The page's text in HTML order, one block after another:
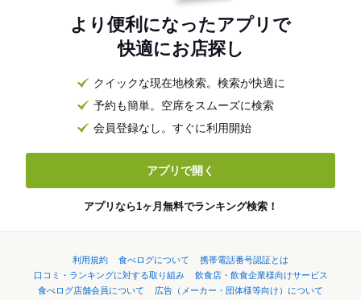
より便利になったアプリで
快適にお店探し
クイックな現在地検索。検索が快適に
予約も簡単。空席をスムーズに検索
会員登録なし。すぐに利用開始
アプリで開く
アプリなら1ヶ月無料でランキング検索！
利用規約 食べログについて
携帯電話番号認証とは
口コミ・ランキングに対する取り組み
飲食店・飲食企業様向けサービス
食べログ店舗会員について
広告（メーカー・団体様等向け）について